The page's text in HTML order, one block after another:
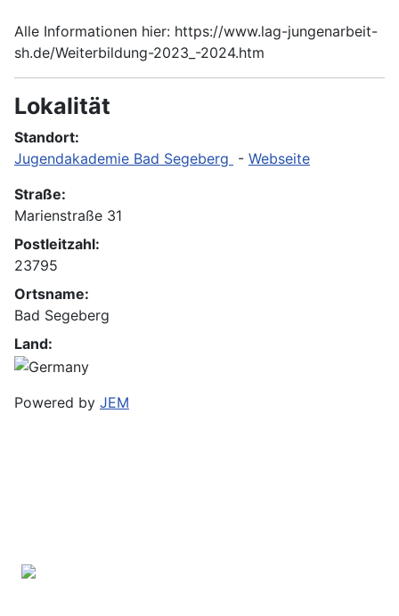
Alle Informationen hier: https://www.lag-jungenarbeit-
sh.de/Weiterbildung-2023_-2024.htm
Lokalität
Standort:
Jugendakademie Bad Segeberg - Webseite
Straße:
Marienstraße 31
Postleitzahl:
23795
Ortsname:
Bad Segeberg
Land:
Powered by JEM